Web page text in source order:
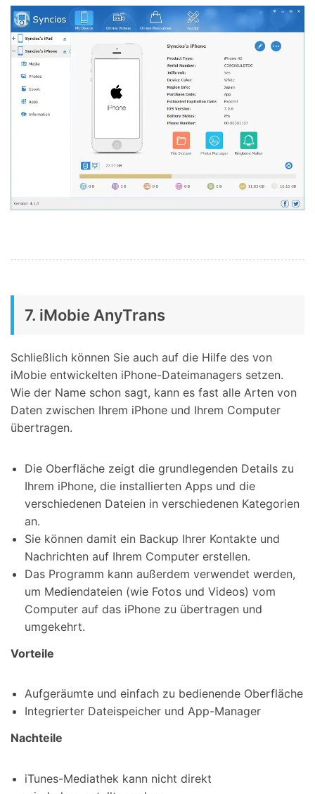
7. iMobie AnyTrans
Schließlich können Sie auch auf die Hilfe des von
iMobie entwickelten iPhone-Dateimanagers setzen.
Wie der Name schon sagt, kann es fast alle Arten von
Daten zwischen Ihrem iPhone und Ihrem Computer
übertragen.
Die Oberfläche zeigt die grundlegenden Details zu
Ihrem iPhone, die installierten Apps und die
verschiedenen Dateien in verschiedenen Kategorien
an.
Sie können damit ein Backup Ihrer Kontakte und
Nachrichten auf Ihrem Computer erstellen.
Das Programm kann außerdem verwendet werden,
um Mediendateien (wie Fotos und Videos) vom
Computer auf das iPhone zu übertragen und
umgekehrt.
Vorteile
Aufgeräumte und einfach zu bedienende Oberfläche
Integrierter Dateispeicher und App-Manager
Nachteile
iTunes-Mediathek kann nicht direkt